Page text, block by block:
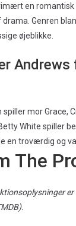
en romantisk
Genren
øjeblikke.
Andrews
mor Grace,
White spiller
en troværdig og
The